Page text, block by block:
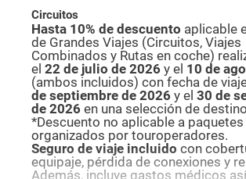
Circuitos
Hasta 10% de descuento aplicable
de Grandes Viajes (Circuitos, Viajes
Combinados y Rutas en coche)
el 22 de julio de 2026 y el 10 de
(ambos incluidos) con fecha de
de septiembre de 2026 y el 30 de
de 2026 en una selección de
*Descuento no aplicable a paquetes
organizados por touroperadores.
Seguro de viaje incluido con
equipaje, pérdida de conexiones y
Además, incluye gastos médicos